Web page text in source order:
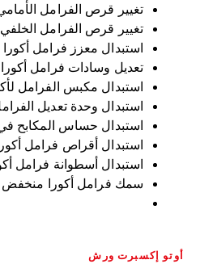
تغيير قرص الفرامل
تغيير قرص الفرامل الخلفي
استبدال معزز فرامل أكورا
تعديل وسادات فرامل أكورا
استبدال مكبس الفرامل
استبدال وحدة تعديل
استبدال حساس المكابح
استبدال أقراص فرامل
استبدال أسطوانة فرامل
سمك فرامل أكورا منخفض
أوتو إكسبرت ورش